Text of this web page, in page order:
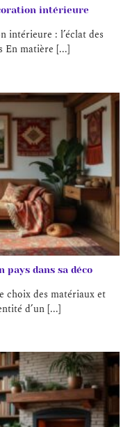
intérieure
intérieure : l’éclat des
En matière [...]
pays dans sa déco
choix des matériaux et
d’un [...]